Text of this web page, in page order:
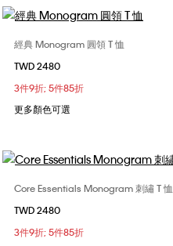
選擇您的尺碼
XXS
L
經典 Monogram 圓領 T 恤
TWD 2480
3件9折; 5件85折
更多顏色可選
選擇您的尺碼
Core Essentials Monogram 刺繡 T 恤
TWD 2480
3件9折; 5件85折